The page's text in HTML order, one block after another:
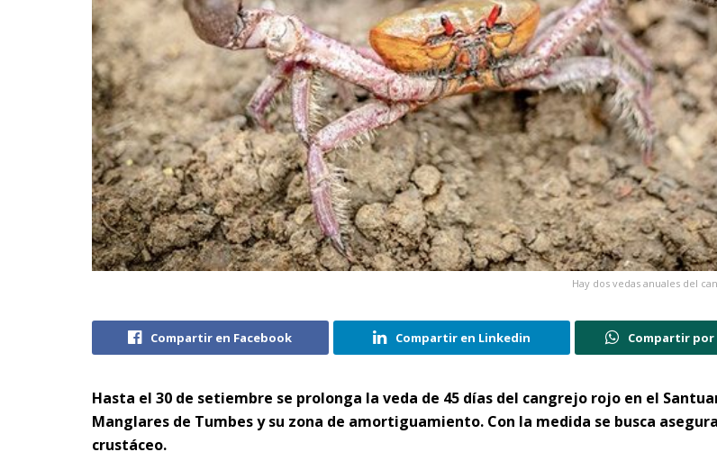
Hay dos vedas anuales del
Compartir en Facebook Compartir en Linkedin Compartir
Hasta el 30 de setiembre se prolonga la veda de 45 días del cangrejo rojo en el
Manglares de Tumbes y su zona de amortiguamiento. Con la medida se busca
crustáceo.